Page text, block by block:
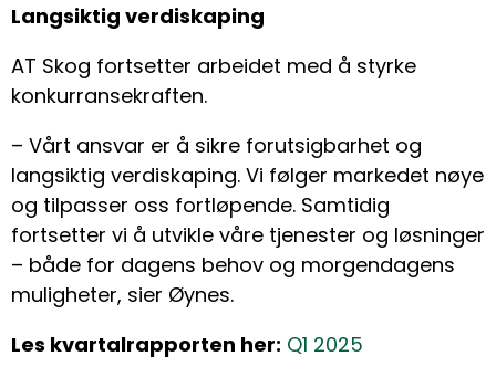
Langsiktig verdiskaping
AT Skog fortsetter arbeidet med å styrke
konkurransekraften.
– Vårt ansvar er å sikre forutsigbarhet og
langsiktig verdiskaping. Vi følger markedet nøye
og tilpasser oss fortløpende. Samtidig
fortsetter vi å utvikle våre tjenester og løsninger
– både for dagens behov og morgendagens
muligheter, sier Øynes.
Les kvartalrapporten her: Q1 2025